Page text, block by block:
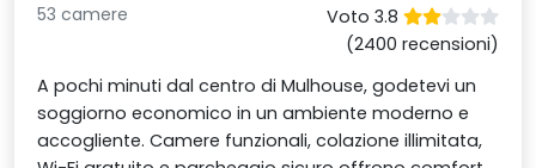
53 camere
Voto 3.8
(2400 recensioni)
A pochi minuti dal centro di Mulhouse, godetevi un
soggiorno economico in un ambiente moderno e
accogliente. Camere funzionali, colazione illimitata,